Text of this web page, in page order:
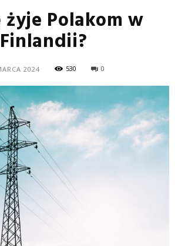
żyje Polakom w
Finlandii?
2024 530 0